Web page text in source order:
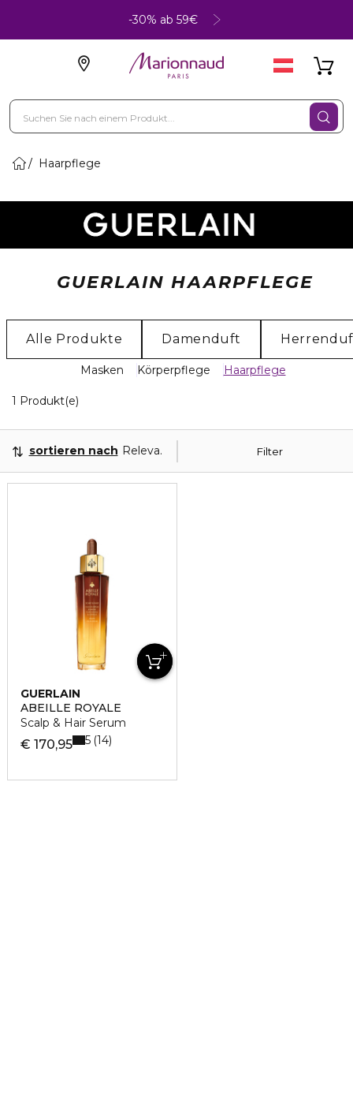
-30% ab 59€
Haarpflege
GUERLAIN HAARPFLEGE
Alle Produkte Damenduft
Masken Körperpflege Haarpflege
1 Produkt(e)
Filter
sortieren nach Relevanz
GUERLAIN
ABEILLE ROYALE
Scalp & Hair Serum
€ 170,95 5 14